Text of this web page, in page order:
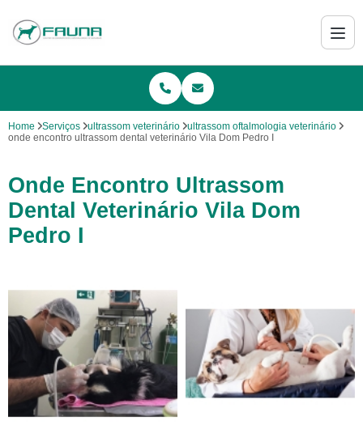
Home Serviços ultrassom veterinário
ultrassom oftalmologia veterinário
onde encontro ultrassom dental veterinário Vila Dom Pedro I
Onde Encontro Ultrassom
Dental Veterinário Vila Dom
Pedro I